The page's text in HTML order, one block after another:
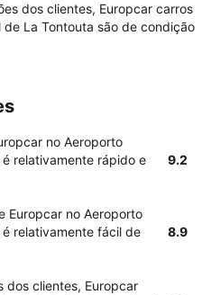
dos clientes, Europcar carros
La Tontouta são de condição
no Aeroporto
relativamente rápido e
9.2
Europcar no Aeroporto
relativamente fácil de
8.9
dos clientes, Europcar